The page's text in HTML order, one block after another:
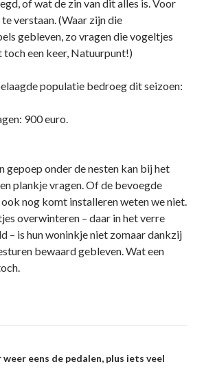
of wat de zin van dit alles is. Voor
verstaan. (Waar zijn die
gebleven, zo vragen die vogeltjes
toch een keer, Natuurpunt!)
populatie bedroeg dit seizoen:
900 euro.
gepoep onder de nesten kan bij het
plankje vragen. Of de bevoegde
nog komt installeren weten we niet.
overwinteren – daar in het verre
– is hun woninkje niet zomaar dankzij
bewaard gebleven. Wat een
eens de pedalen, plus iets veel